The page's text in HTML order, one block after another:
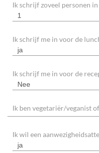
Ik schrijf zoveel personen
1
Ik schrijf me in voor de
ja
Ik schrijf me in voor de
Nee
Ik ben vegetariër/veganist
Ik wil een
ja